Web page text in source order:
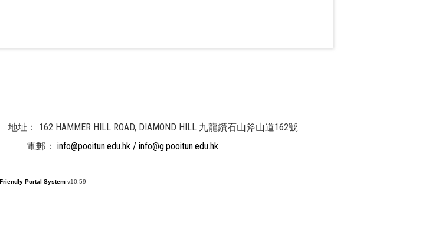
地址：
162 HAMMER HILL ROAD, DIAMOND HILL 九龍鑽石山斧山道162號
電郵： info@pooitun.edu.hk / info@g.pooitun.edu.hk
Friendly Portal System v10.59